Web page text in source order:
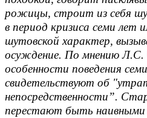
рожицы, строит из себя
в период кризиса семи лет
шутовской характер,
осуждение. По мнению Л.С.
особенности поведения
свидетельствуют об
непосредственности”.
перестают быть наивными